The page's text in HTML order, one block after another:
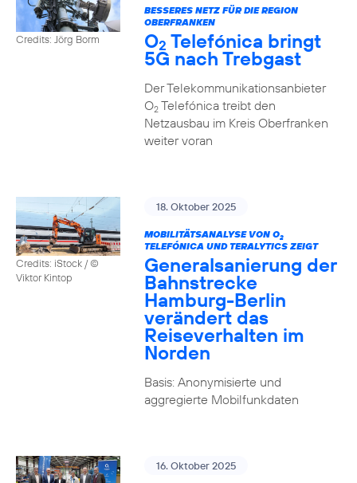
Credits: Jörg Borm
BESSERES NETZ FÜR DIE REGION
OBERFRANKEN
O2 Telefónica bringt
5G nach Trebgast
Der Telekommunikationsanbieter
O2Telefónica treibt den
Netzausbau im Kreis Oberfranken
weiter voran
Credits: iStock / ©
Viktor Kintop
18. Oktober 2025
MOBILITÄTSANALYSE VON O2
TELEFÓNICA UND TERALYTICS ZEIGT
Generalsanierung der
Bahnstrecke
Hamburg-Berlin
verändert das
Reiseverhalten im
Norden
Basis: Anonymisierte und
aggregierte Mobilfunkdaten
16. Oktober 2025